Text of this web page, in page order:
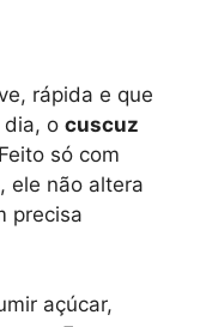
rápida e que
dia, o cuscuz
só com
ele não altera
precisa
açúcar,